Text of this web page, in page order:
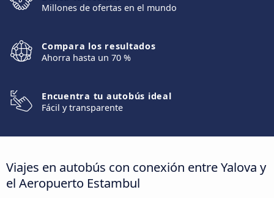
Millones de ofertas en el mundo
Compara los resultados
Ahorra hasta un 70 %
Encuentra tu autobús ideal
Fácil y transparente
Viajes en autobús con conexión entre Yalova y
el Aeropuerto Estambul